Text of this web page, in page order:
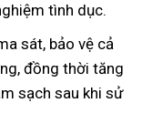
tình dục.
sát, bảo vệ cả
đồng thời tăng
sạch sau khi sử